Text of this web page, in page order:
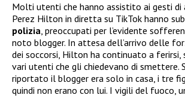
Molti utenti che hanno assistito ai gesti di
Perez Hilton in diretta su TikTok hanno
polizia, preoccupati per l’evidente
noto blogger. In attesa dell’arrivo delle
dei soccorsi, Hilton ha continuato a ferirsi,
vari utenti che gli chiedevano di smettere.
riportato il blogger era solo in casa, i tre
quindi non erano con lui. I vigili del fuoco,